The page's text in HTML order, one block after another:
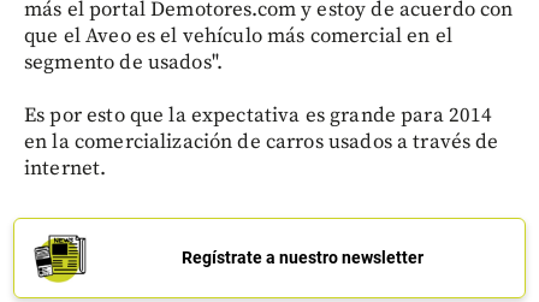
más el portal Demotores.com y estoy de acuerdo con
que el Aveo es el vehículo más comercial en el
segmento de usados".
Es por esto que la expectativa es grande para 2014
en la comercialización de carros usados a través de
internet.
Regístrate a nuestro newsletter